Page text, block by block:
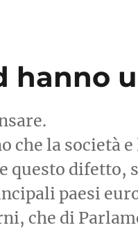
hanno
la società
questo difetto,
paesi
che di